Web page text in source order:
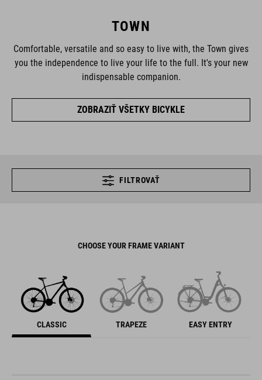
TOWN
Comfortable, versatile and so easy to live with, the Town gives
you the independence to live your life to the full. It's your new
indispensable companion.
ZOBRAZIŤ VŠETKY BICYKLE
FILTROVAŤ
CHOOSE YOUR FRAME VARIANT
CLASSIC TRAPEZE EASY ENTRY